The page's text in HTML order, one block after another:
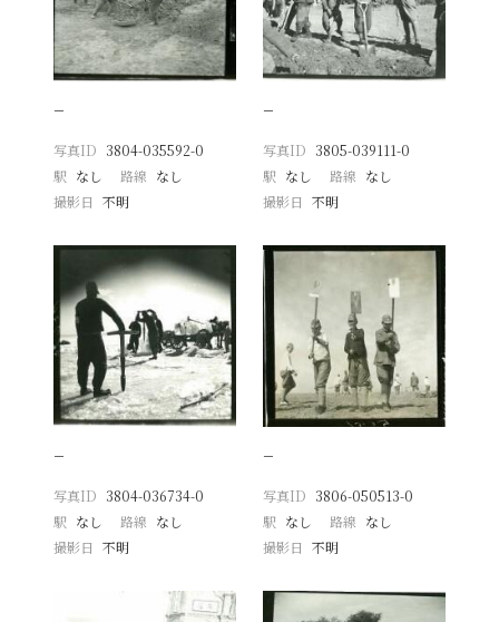
−
写真ID 3804-035592-0
駅 なし 路線 なし
撮影日
不明
−
写真ID 3805-039111-0
駅 なし 路線 なし
撮影日 不明
−
写真ID 3804-036734-0
駅 なし 路線 なし
撮影日
不明
−
写真ID 3806-050513-0
駅 なし 路線 なし
撮影日 不明